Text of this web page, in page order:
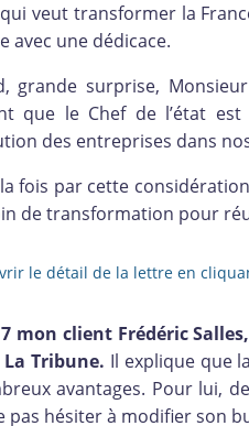
veut transformer la
avec une dédicace.
grande surprise,
que le Chef de l’état
des entreprises dans
la fois par cette
de transformation pour
le détail de la lettre en
mon client Frédéric
Tribune. Il explique que
avantages. Pour lui,
pas hésiter à modifier son